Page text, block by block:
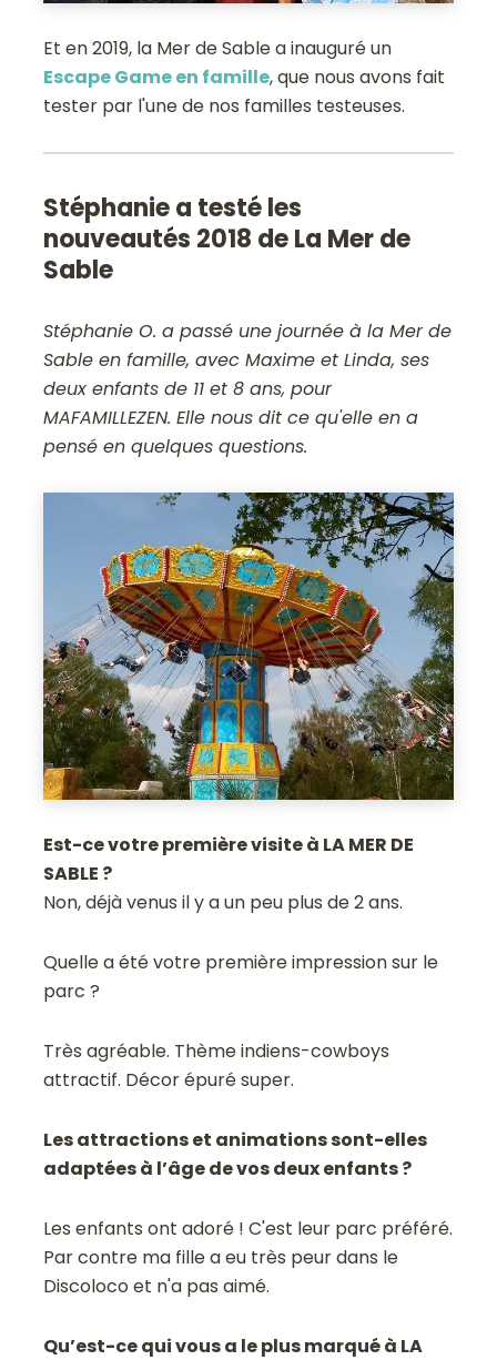
Et en 2019, la Mer de Sable a inauguré un
Escape Game en famille, que nous avons fait
tester par l'une de nos familles testeuses.
Stéphanie a testé les
nouveautés 2018 de La Mer de
Sable
Stéphanie O. a passé une journée à la Mer de
Sable en famille, avec Maxime et Linda, ses
deux enfants de 11 et 8 ans, pour
MAFAMILLEZEN. Elle nous dit ce qu'elle en a
pensé en quelques questions.
Est-ce votre première visite à LA MER DE
SABLE ?
Non, déjà venus il y a un peu plus de 2 ans.
Quelle a été votre première impression sur le
parc ?
Très agréable. Thème indiens-cowboys
attractif. Décor épuré super.
Les attractions et animations sont-elles
adaptées à l’âge de vos deux enfants ?
Les enfants ont adoré ! C'est leur parc préféré.
Par contre ma fille a eu très peur dans le
Discoloco et n'a pas aimé.
Qu’est-ce qui vous a le plus marqué à LA